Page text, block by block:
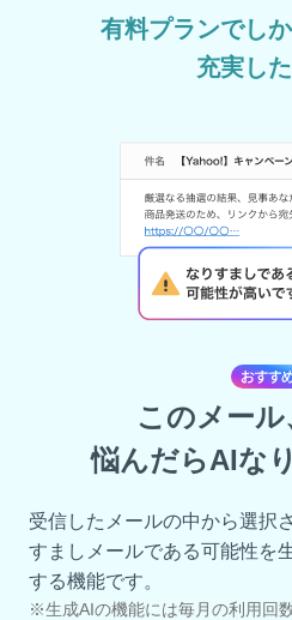
有料プランでし
充実し
このメール
悩んだらAIな
受信したメールの中から選択
すましメールである可能性を
する機能です。
※生成AIの機能には毎月の利用回